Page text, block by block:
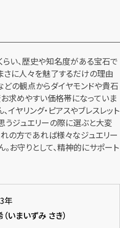
い、歴史や知名度がある宝石で
さに人々を魅了するだけの理由
の観点からダイヤモンドや貴石
求めやすい価格帯になっていま
イヤリング・ピアスやブレスレット
うジュエリーの際に選ぶと大変
の方であれば様々なジュエリー
お守りとして、精神的にサポート
年
いまいずみ さき）